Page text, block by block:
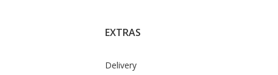
EXTRAS
Delivery